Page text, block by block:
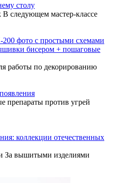
столу
следующем мастер-классе
фото с простыми схемами
бисером + пошаговые
работы по декорированию
препараты против угрей
коллекции отечественных
За вышитыми изделиями